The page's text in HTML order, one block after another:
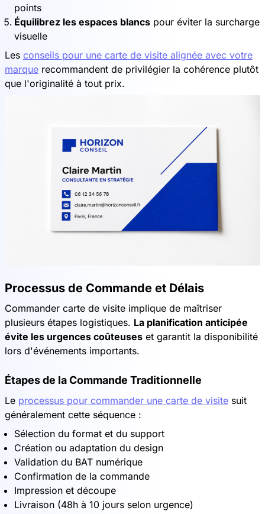
points
Équilibrez les espaces blancs pour éviter la surcharge
visuelle
Les conseils pour une carte de visite alignée avec votre
marque recommandent de privilégier la cohérence plutôt
que l'originalité à tout prix.
Processus de Commande et Délais
Commander carte de visite implique de maîtriser
plusieurs étapes logistiques. La planification anticipée
évite les urgences coûteuses et garantit la disponibilité
lors d'événements importants.
Étapes de la Commande Traditionnelle
Le processus pour commander une carte de visite suit
généralement cette séquence :
Sélection du format et du support
Création ou adaptation du design
Validation du BAT numérique
Confirmation de la commande
Impression et découpe
Livraison (48h à 10 jours selon urgence)